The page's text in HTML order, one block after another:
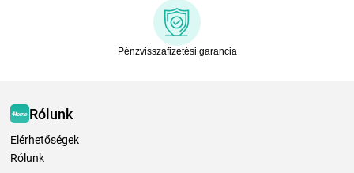
Pénzvisszafizetési garancia
Rólunk
Elérhetőségek
Rólunk